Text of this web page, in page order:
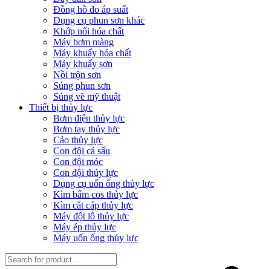
Đồng hồ đo áp suất
Dụng cụ phun sơn khác
Khớp nối hóa chất
Máy bơm màng
Máy khuấy hóa chất
Máy khuấy sơn
Nồi trộn sơn
Súng phun sơn
Súng vẽ mỹ thuật
Thiết bị thủy lực
Bơm điện thủy lực
Bơm tay thủy lực
Cảo thủy lực
Con đội cá sấu
Con đội móc
Con đội thủy lực
Dụng cụ uốn ống thủy lực
Kìm bấm cos thủy lực
Kìm cắt cáp thủy lực
Máy đột lỗ thủy lực
Máy ép thủy lực
Máy uốn ống thủy lực